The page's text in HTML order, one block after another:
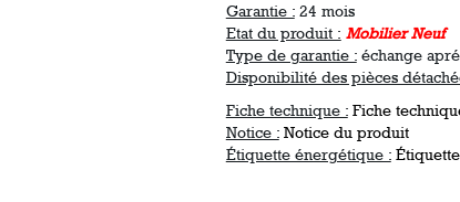
Garantie :24 mois
Etat du produit : Mobilier Neuf
Type de garantie :échange
Disponibilité des pièces
Fiche technique : Fiche
Notice : Notice du produit
Étiquette énergétique :